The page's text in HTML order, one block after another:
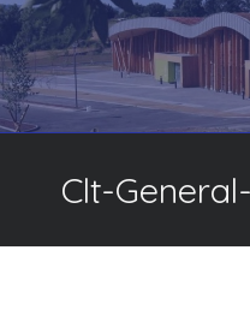
Clt-